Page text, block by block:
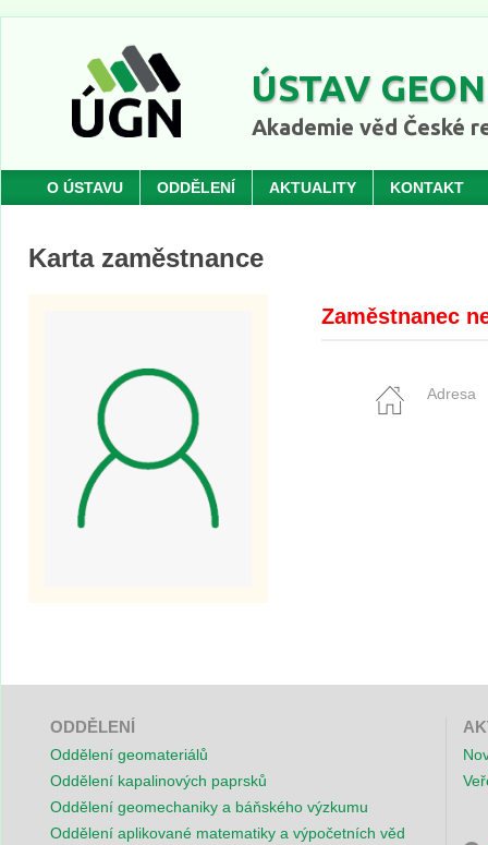
ÚSTAV
Akademie věd České
O ÚSTAVU ODDĚLENÍ AKTUALITY KONTAKT
Karta zaměstnance
Zaměstnanec
Adresa
ODDĚLENÍ
Oddělení geomateriálů
Oddělení kapalinových paprsků
Oddělení geomechaniky a báňského výzkumu
Oddělení aplikované matematiky a výpočetních věd